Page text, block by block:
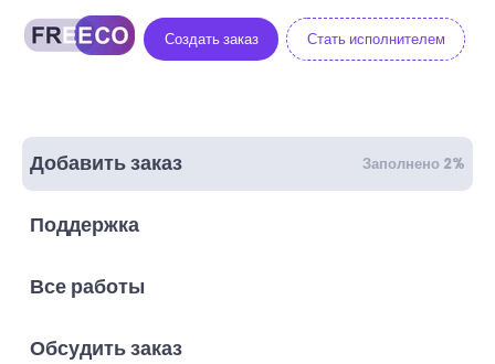
Создать заказ Стать исполнителем
Добавить заказ Заполнено 2%
Поддержка
Все работы
Обсудить заказ